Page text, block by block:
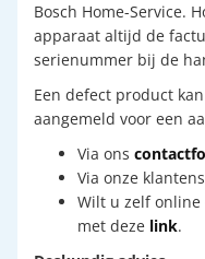
Bosch Home-Service.
apparaat altijd de
serienummer bij de
Een defect product
aangemeld voor een
Via ons
Via onze
Wilt u zelf online
met deze link.